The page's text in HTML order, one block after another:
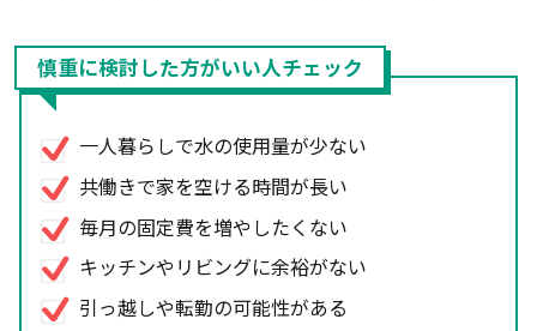
慎重に検討した方がいい人チェック
一人暮らしで水の使用量が少ない
共働きで家を空ける時間が長い
毎月の固定費を増やしたくない
キッチンやリビングに余裕がない
引っ越しや転勤の可能性がある